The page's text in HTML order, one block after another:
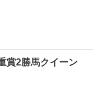
賞2勝馬クイーン